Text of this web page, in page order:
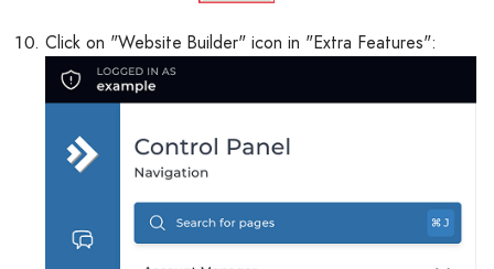
Click on "Website Builder" icon in "Extra Features":